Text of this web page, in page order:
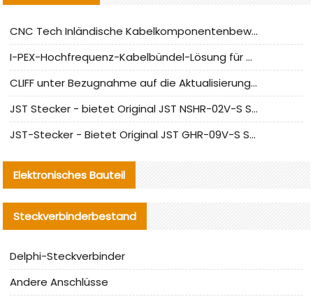
CNC Tech Inländische Kabelkomponentenbewertung und Massenproduktionsanpassungsanleitung
I-PEX-Hochfrequenz-Kabelbündel-Lösung für die heimische Produktion analysiert
CLIFF unter Bezugnahme auf die Aktualisierung der chinesischen Stecker-Testnormen
JST Stecker - bietet Original JST NSHR-02V-S Stecker und Ersatzteile an
JST-Stecker - Bietet Original JST GHR-09V-S Stecker und Ersatzteile an
Elektronisches Bauteil
Steckverbinderbestand
Delphi-Steckverbinder
Andere Anschlüsse